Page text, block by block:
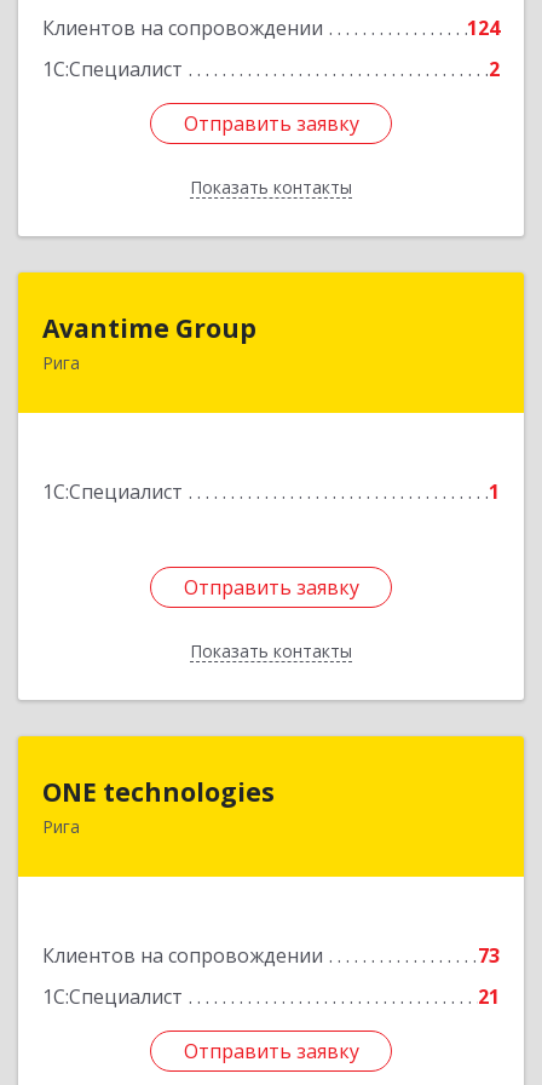
Клиентов на сопровождении
124
1С:Специалист
2
Отправить заявку
Показать контакты
Отправить заявку
Назад
Avantime Group
Рига
1С:Специалист 1
Отправить заявку
Показать контакты
Отправить заявку
Назад
ONE technologies
Рига
Клиентов на сопровождении
73
1С:Специалист
21
Отправить заявку
Отправить заявку